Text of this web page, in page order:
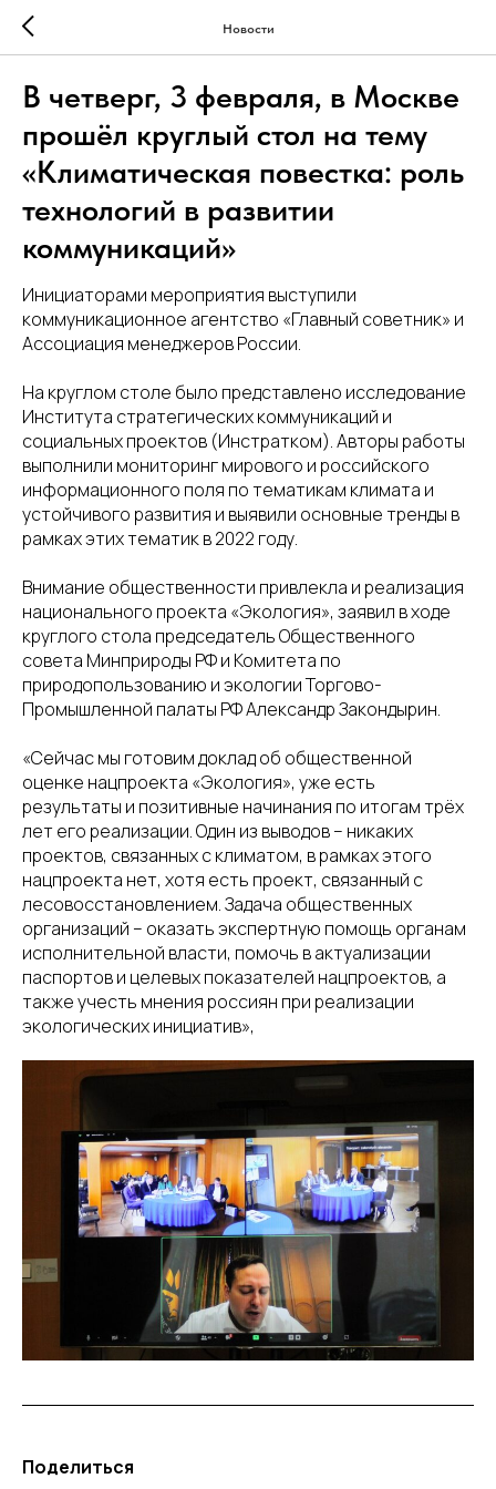
Новости
В четверг, 3 февраля, в Москве
прошёл круглый стол на тему
«Климатическая повестка: роль
технологий в развитии
коммуникаций»
Инициаторами мероприятия выступили
коммуникационное агентство «Главный советник» и
Ассоциация менеджеров России.
На круглом столе было представлено исследование
Института стратегических коммуникаций и
социальных проектов (Инстратком). Авторы работы
выполнили мониторинг мирового и российского
информационного поля по тематикам климата и
устойчивого развития и выявили основные тренды в
рамках этих тематик в 2022 году.
Внимание общественности привлекла и реализация
национального проекта «Экология», заявил в ходе
круглого стола председатель Общественного
совета Минприроды РФ и Комитета по
природопользованию и экологии Торгово-
Промышленной палаты РФ Александр Закондырин.
«Сейчас мы готовим доклад об общественной
оценке нацпроекта «Экология», уже есть
результаты и позитивные начинания по итогам трёх
лет его реализации. Один из выводов – никаких
проектов, связанных с климатом, в рамках этого
нацпроекта нет, хотя есть проект, связанный с
лесовосстановлением. Задача общественных
организаций – оказать экспертную помощь органам
исполнительной власти, помочь в актуализации
паспортов и целевых показателей нацпроектов, а
также учесть мнения россиян при реализации
экологических инициатив»,
Поделиться